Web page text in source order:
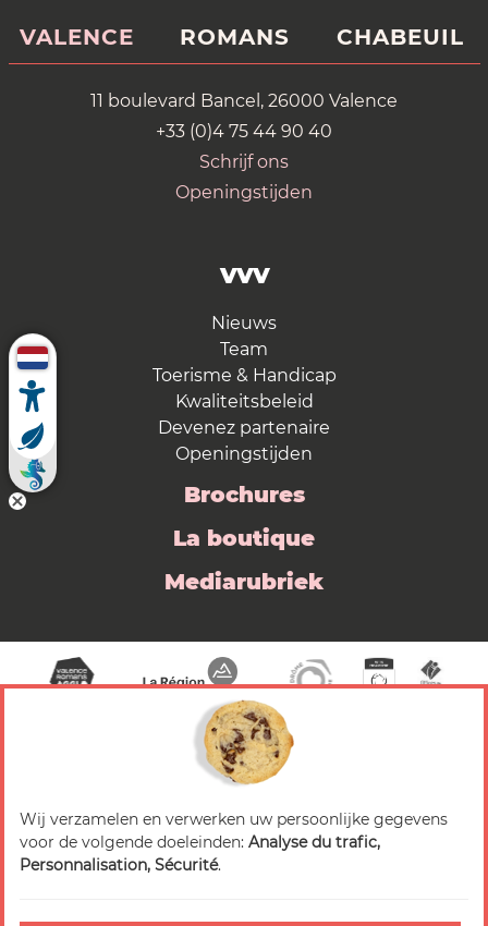
VALENCE ROMANS CHABEUIL
11 boulevard Bancel, 26000 Valence
+33 (0)4 75 44 90 40
Schrijf ons
Openingstijden
VVV
Nieuws
Team
Toerisme & Handicap
Kwaliteitsbeleid
Devenez partenaire
Openingstijden
Brochures
La boutique
Mediarubriek
© 2026 Valence Romans Tourisme — Alle rechten
voorbehouden
Wij verzamelen en verwerken uw persoonlijke gegevens
voor de volgende doeleinden: Analyse du trafic,
Personnalisation, Sécurité.